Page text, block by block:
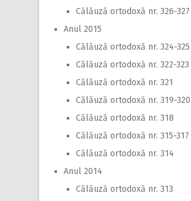
Călăuză ortodoxă nr. 326-327
Anul 2015
Călăuză ortodoxă nr. 324-325
Călăuză ortodoxă nr. 322-323
Călăuză ortodoxă nr. 321
Călăuză ortodoxă nr. 319-320
Călăuză ortodoxă nr. 318
Călăuză ortodoxă nr. 315-317
Călăuză ortodoxă nr. 314
Anul 2014
Călăuză ortodoxă nr. 313